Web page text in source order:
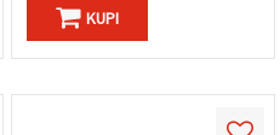
KUPI